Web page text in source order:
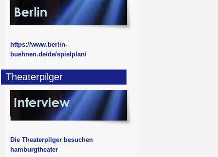
https://www.berlin-
buehnen.de/de/spielplan/
Theaterpilger
Die Theaterpilger besuchen
hamburgtheater